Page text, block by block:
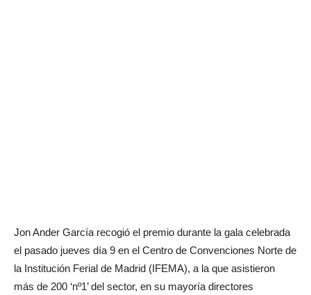
Jon Ander García recogió el premio durante la gala celebrada
el pasado jueves día 9 en el Centro de Convenciones Norte de
la Institución Ferial de Madrid (IFEMA), a la que asistieron
más de 200 ‘nº1’ del sector, en su mayoría directores